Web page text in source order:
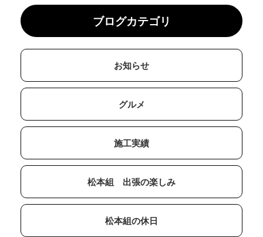
ブログカテゴリ
お知らせ
グルメ
施工実績
松本組 出張の楽しみ
松本組の休日